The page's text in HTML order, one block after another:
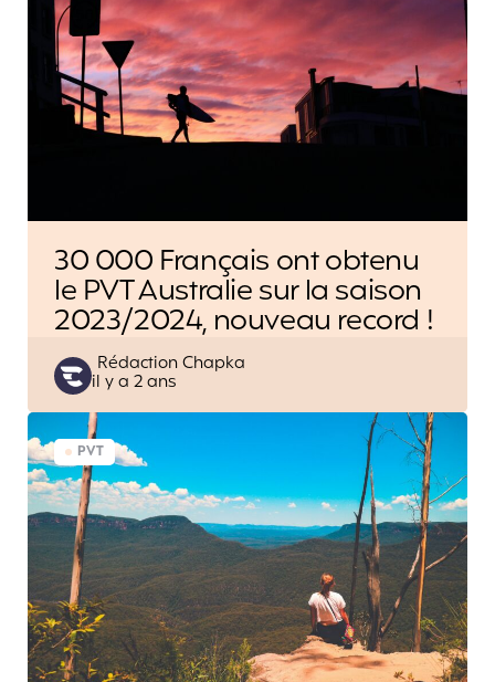
30 000 Français ont obtenu
le PVT Australie sur la saison
2023/2024, nouveau record !
Posted
by
Rédaction Chapka
il y a 2 ans
PVT